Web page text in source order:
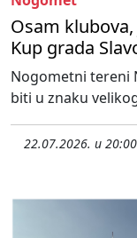
Osam
Kup grada
Nogometni tereni
biti u znaku
22.07.2026. u 20:00